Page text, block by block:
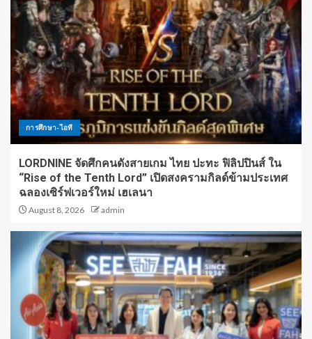
การศึกษา-ไอที
LORDNINE จัดศึกคนดังสายเกม ไทย ปะทะ ฟิลิปปินส์ ใน
“Rise of the Tenth Lord” เปิดสงครามกิลด์ข้ามประเทศ
ฉลองเซิร์ฟเวอร์ใหม่ เฮเลนา
August 8, 2026 admin